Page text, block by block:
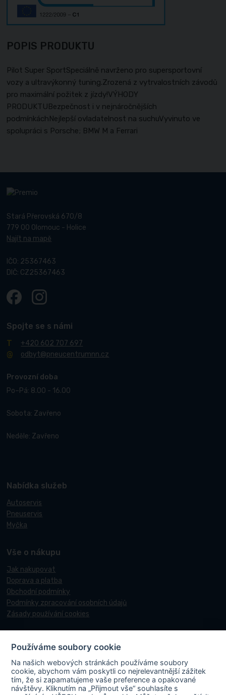
POPIS PRODUKTU
Pilot Super SportSpeciálně navrženo pro supersportovní
vozy a ultravýkonný tuning.Zrozená z vytrvalostních závodů
pro maximální požitek z jízdy!VÝHODY
PRODUKTUBezpečnost i v nejnáročnějších
podmínkáchNejlepší ovladatelnost na suchuVyvinuto ve
spolupráci s Porsche; BMW M a Ferrari
Stará Přerovská 670/8
779 00 Olomouc - Holice
Najít na mapě
IČO: 25367463
DIČ: CZ25367463
Spojte se s námi
+420 602 707 697
odbyt@pneucentrumnn.cz
Provozní doba
Po–Pá: 8.00 - 16.00
Sobota: Zavřeno
Neděle: Zavřeno
Nabídka služeb
Autoservis
Pneuservis
Myčka
Vše o nákupu
Jak nakupovat
Doprava a platba
Obchodní podmínky
Podmínky zpracování osobních údajů
Zásady používání cookies
© 2017-2026 Pneucentrum N&N.
Webové stránky realizovalMatosoft.
Používáme soubory cookie
Na našich webových stránkách používáme soubory
cookie, abychom vám poskytli co nejrelevantnější zážitek
tím, že si zapamatujeme vaše preference a opakované
návštěvy. Kliknutím na „Přijmout vše“ souhlasíte s